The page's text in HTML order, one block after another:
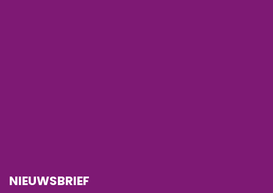
NIEUWSBRIEF